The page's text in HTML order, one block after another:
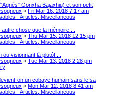
Gonxha Bajaxhiu) et son petit
« Fri Mar 16, 2018 7:17 am
- Articles, Miscellaneous
chose que la mémoire ...
« Thu Mar 15, 2018 12:15 pm
- Articles, Miscellaneous
visionnant là plutôt ...
« Tue Mar 13, 2018 2:28 pm
on un cobaye humain sans le sa
« Mon Mar 12, 2018 8:41 am
- Articles, Miscellaneous